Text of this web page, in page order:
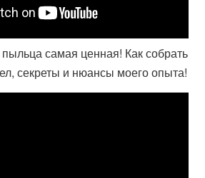
самая ценная! Как собрать
секреты и нюансы моего опыта!